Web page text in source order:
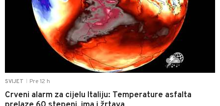
SVIJET Pre 12 h
Crveni alarm za cijelu Italiju: Temperature asfalta